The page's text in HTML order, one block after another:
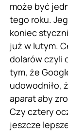
może być
tego roku.
koniec
już w lutym.
dolarów czyli
tym, że
udowodniło,
aparat aby
Czy cztery
jeszcze